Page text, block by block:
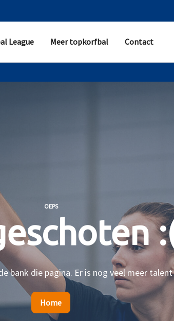
League Meer topkorfbal Contact
OEPS
bank die pagina. Er is nog veel meer
Home